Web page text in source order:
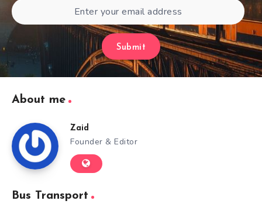
Submit
About me
Zaid
Founder & Editor
Bus Transport